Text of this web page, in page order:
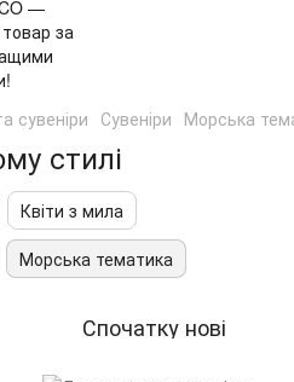
сувеніри Сувеніри Морська
стилі
Квіти з мила
Морська тематика
Спочатку нові